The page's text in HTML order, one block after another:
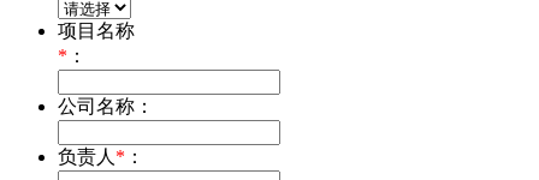
项目名称
* ：
公司名称：
负责人 * ：